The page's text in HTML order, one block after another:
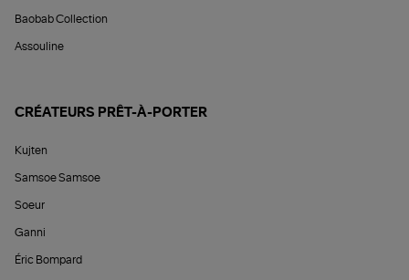
Baobab Collection
Assouline
CRÉATEURS PRÊT-À-PORTER
Kujten
Samsoe Samsoe
Soeur
Ganni
Éric Bompard